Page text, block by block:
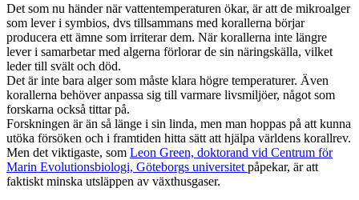
Det som nu händer när vattentemperaturen ökar, är att de mikroalger
som lever i symbios, dvs tillsammans med korallerna börjar
producera ett ämne som irriterar dem. När korallerna inte längre
lever i samarbetar med algerna förlorar de sin näringskälla, vilket
leder till svält och död.
Det är inte bara alger som måste klara högre temperaturer. Även
korallerna behöver anpassa sig till varmare livsmiljöer, något som
forskarna också tittar på.
Forskningen är än så länge i sin linda, men man hoppas på att kunna
utöka försöken och i framtiden hitta sätt att hjälpa världens korallrev.
Men det viktigaste, som Leon Green, doktorand vid Centrum för
Marin Evolutionsbiologi, Göteborgs universitet påpekar, är att
faktiskt minska utsläppen av växthusgaser.